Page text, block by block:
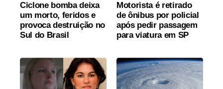
Ciclone bomba deixa
um morto, feridos e
provoca destruição no
Sul do Brasil
Motorista é retirado
de ônibus por policial
após pedir passagem
para viatura em SP